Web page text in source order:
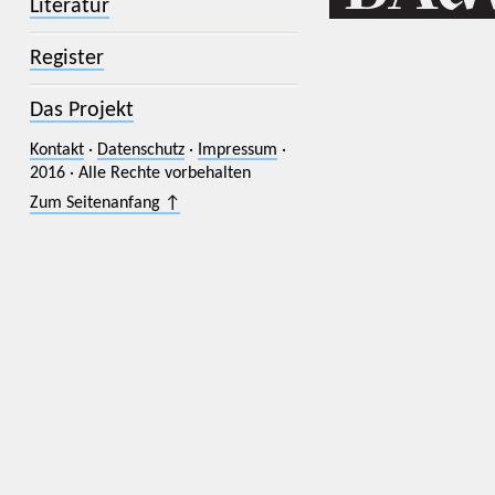
Literatur
Register
Das Projekt
Kontakt· Datenschutz· Impressum ·
2016 · Alle Rechte vorbehalten
Zum Seitenanfang ↑